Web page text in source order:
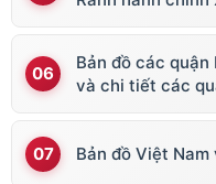
Bản đồ các
và chi tiết các
Bản đồ Việt